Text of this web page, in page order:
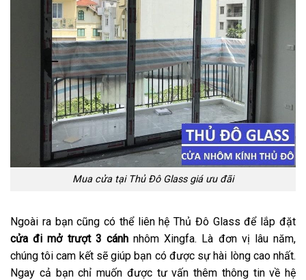
Mua cửa tại Thủ Đô Glass giá ưu đãi
Ngoài ra bạn cũng có thể liên hệ Thủ Đô Glass để lắp đặt
cửa đi mở trượt 3 cánh nhôm Xingfa. Là đơn vị lâu năm,
chúng tôi cam kết sẽ giúp bạn có được sự hài lòng cao nhất.
Ngay cả bạn chỉ muốn được tư vấn thêm thông tin về hệ